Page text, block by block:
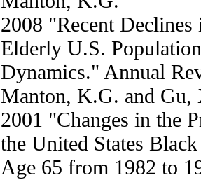
2008 "Recent
Elderly U.S.
Dynamics." Annual
Manton, K.G. and Gu,
2001 "Changes in the
the United States
Age 65 from 1982 to